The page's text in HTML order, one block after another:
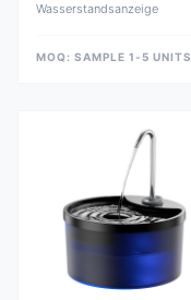
Wasserstandsanzeige
MOQ: SAMPLE 1-5 UNITS